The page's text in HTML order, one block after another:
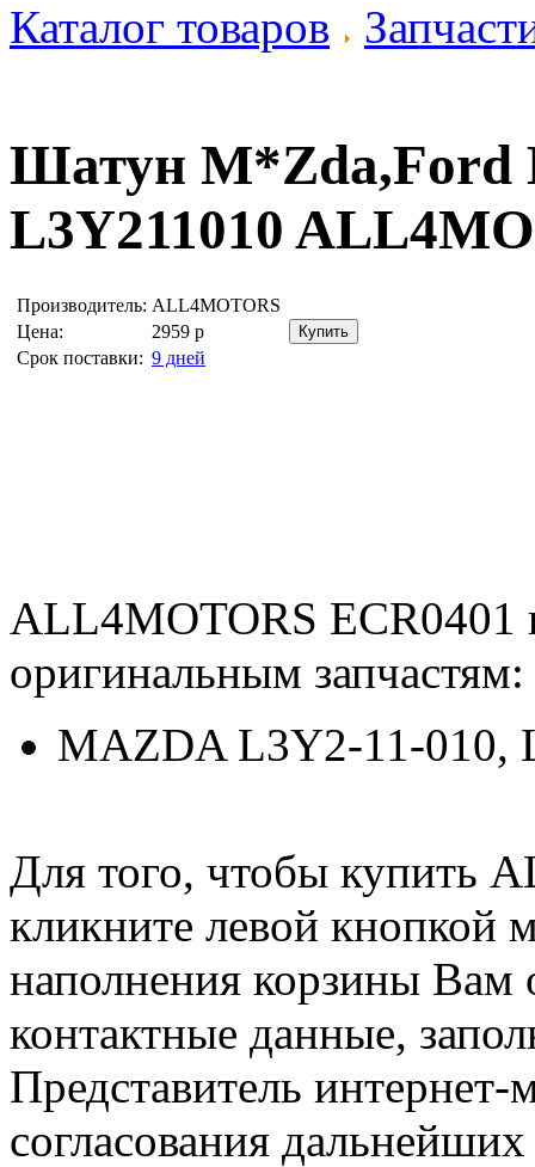
Каталог товаров
Шатун M*Zda,Ford
L3Y211010
Производитель: ALL4MOTORS
Цена:
2959 р
Срок поставки: 9 дней
ALL4MOTORS
оригинальным запчастям:
MAZDA L3Y2-11-010,
Для того, чтобы купить
кликните левой
наполнения корзины Вам
контактные данные,
Представитель
согласования